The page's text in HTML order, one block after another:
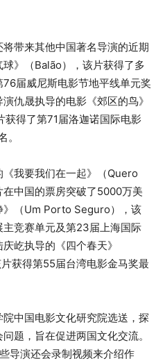
带来其他中国著名导演的近期
》（Balão），该片获得了多
届威尼斯电影节地平线单元奖
仇晟执导的电影《郊区的鸟》
获得了第71届洛迦诺国际电影
我要我们在一起》（Quero
中国的票房突破了5000万美
》（Um Porto Seguro），该
竞赛单元及第23届上海国际
屹执导的《四个春天》
获得第55届台湾电影金马奖最
中国电影文化研究院选送，探
题，旨在促进两国文化交流。
导演还会录制视频来介绍作